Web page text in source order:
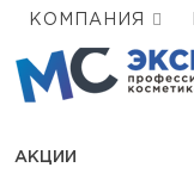
КОМПАНИЯ
АКЦИИ